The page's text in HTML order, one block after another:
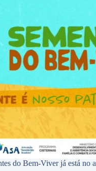
do Bem-Viver já está no